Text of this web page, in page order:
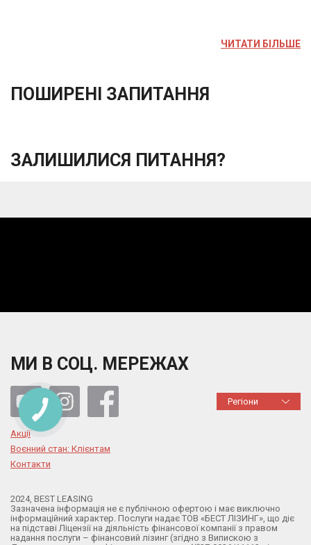
Дозвольте сайту bestleasing.com.ua
відправляти вам сповіщення на робочий стіл.
×
ЧИТАТИ БІЛЬШЕ
ПОШИРЕНІ ЗАПИТАННЯ
ЗАЛИШИЛИСЯ ПИТАННЯ?
МИ В СОЦ. МЕРЕЖАХ
Регіони
Акції
Воєнний стан: Клієнтам
Контакти
2024, BEST LEASING
Зазначена інформація не є публічною офертою і має виключно
інформаційний характер. Послуги надає ТОВ «БЕСТ ЛІЗИНГ», що діє
на підставі Ліцензії на діяльність фінансової компанії з правом
надання послуги – фінансовий лізинг (згідно з Випискою з